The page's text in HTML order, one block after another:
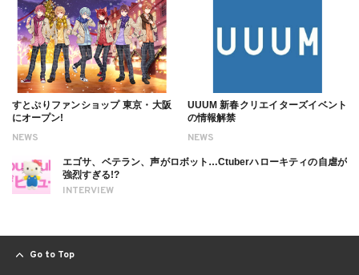
NEWS
すとぷりファンショップ 東京・大阪
にオープン!
NEWS
UUUM 新春クリエイターズイベント
の情報解禁
INTERVIEW
エゴサ、ベテラン、声がロボット…Ctuberハローキティの自虐が
強烈すぎる!?
Go to Top